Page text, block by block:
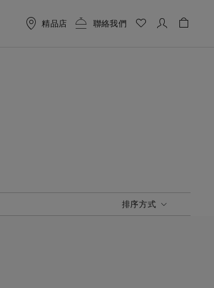
精品店 聯絡我們
排序方式
排序方式